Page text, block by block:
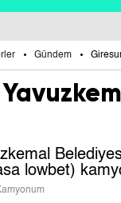
Gündem
lowbet)